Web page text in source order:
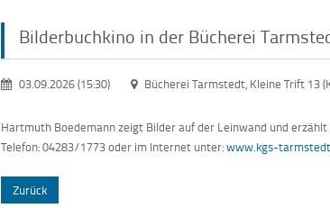
Bilderbuchkino in der Bücherei
03.09.2026 (15:30) Bücherei Tarmstedt, Kleine Trift 13
Hartmuth Boedemann zeigt Bilder auf der Leinwand und
Telefon: 04283/1773 oder im Internet unter:www.kgs-
Zurück